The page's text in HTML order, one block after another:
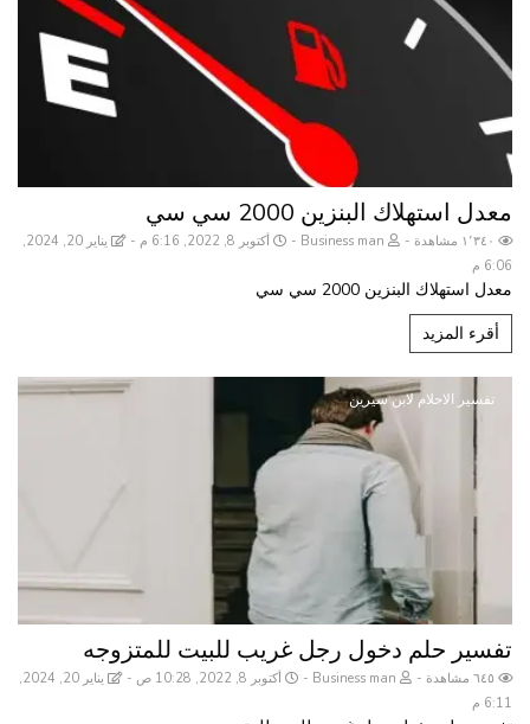
معدل استهلاك البنزين 2000 سي سي
أكتوبر 8, 2022, 6:16 م
يناير 20, 2024,
6:06 م
معدل استهلاك البنزين 2000 سي سي
أقرء المزيد
تفسير الاحلام لابن سيرين
تفسير حلم دخول رجل غريب للبيت للمتزوجه
أكتوبر 8, 2022, 10:28 ص
يناير 20, 2024,
6:11 م